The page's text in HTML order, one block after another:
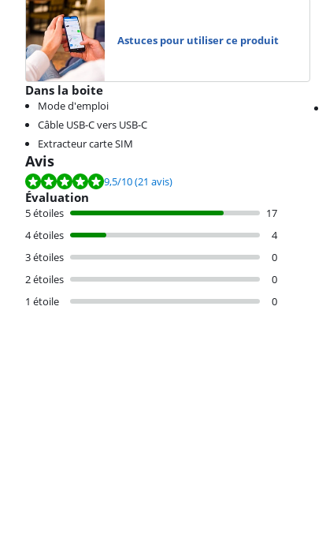
Astuces pour utiliser ce produit
Dans la boite
Mode d'emploi
Câble USB-C vers USB-C
Extracteur carte SIM
Avis
La note est de 9,5 sur 10, basée sur 21 avis.
9,5/10(21 avis)
Évaluation
5 étoiles
17
4 étoiles
4
3 étoiles
0
2 étoiles
0
1 étoile
0